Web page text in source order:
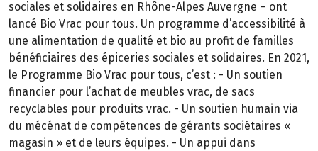
sociales et solidaires en Rhône-Alpes Auvergne – ont
lancé Bio Vrac pour tous. Un programme d’accessibilité à
une alimentation de qualité et bio au profit de familles
bénéficiaires des épiceries sociales et solidaires. En 2021,
le Programme Bio Vrac pour tous, c’est : - Un soutien
financier pour l’achat de meubles vrac, de sacs
recyclables pour produits vrac. - Un soutien humain via
du mécénat de compétences de gérants sociétaires «
magasin » et de leurs équipes. - Un appui dans